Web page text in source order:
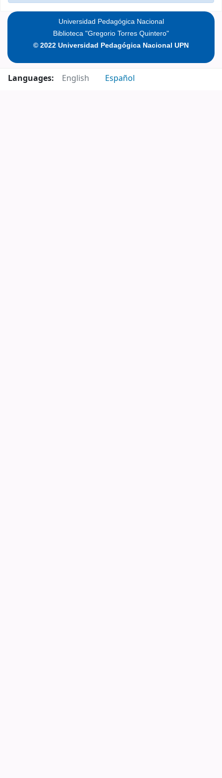
Universidad Pedagógica Nacional
Biblioteca "Gregorio Torres Quintero"
© 2022 Universidad Pedagógica Nacional UPN
Languages: English Español